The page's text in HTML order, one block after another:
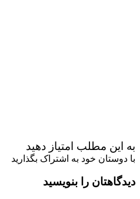
به این مطلب امتیاز دهید
با دوستان خود به اشتراک بگذارید
دیدگاهتان را بنویسید